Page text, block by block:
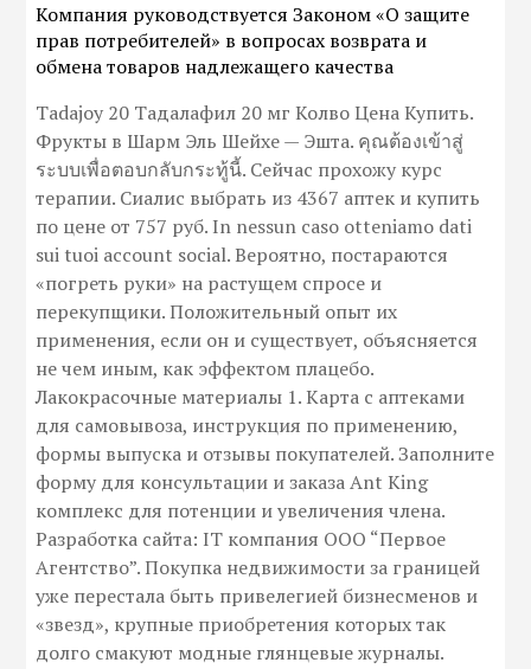
Компания руководствуется Законом «О защите
прав потребителей» в вопросах возврата и
обмена товаров надлежащего качества
Tadajoy 20 Тадалафил 20 мг Колво Цена Купить.
Фрукты в Шарм Эль Шейхе — Эшта. คุณต้องเข้าสู่
ระบบเพื่อตอบกลับกระทู้นี้. Сейчас прохожу курс
терапии. Сиалис выбрать из 4367 аптек и купить
по цене от 757 руб. In nessun caso otteniamo dati
sui tuoi account social. Вероятно, постараются
«погреть руки» на растущем спросе и
перекупщики. Положительный опыт их
применения, если он и существует, объясняется
не чем иным, как эффектом плацебо.
Лакокрасочные материалы 1. Карта с аптеками
для самовывоза, инструкция по применению,
формы выпуска и отзывы покупателей. Заполните
форму для консультации и заказа Ant King
комплекс для потенции и увеличения члена.
Разработка сайта: IT компания ООО “Первое
Агентство”. Покупка недвижимости за границей
уже перестала быть привелегией бизнесменов и
«звезд», крупные приобретения которых так
долго смакуют модные глянцевые журналы.